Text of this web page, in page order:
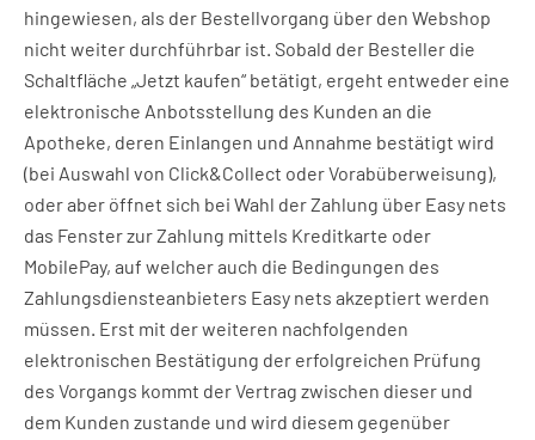
hingewiesen, als der Bestellvorgang über den Webshop
nicht weiter durchführbar ist. Sobald der Besteller die
Schaltfläche „Jetzt kaufen“ betätigt, ergeht entweder eine
elektronische Anbotsstellung des Kunden an die
Apotheke, deren Einlangen und Annahme bestätigt wird
(bei Auswahl von Click&Collect oder Vorabüberweisung),
oder aber öffnet sich bei Wahl der Zahlung über Easy nets
das Fenster zur Zahlung mittels Kreditkarte oder
MobilePay, auf welcher auch die Bedingungen des
Zahlungsdiensteanbieters Easy nets akzeptiert werden
müssen. Erst mit der weiteren nachfolgenden
elektronischen Bestätigung der erfolgreichen Prüfung
des Vorgangs kommt der Vertrag zwischen dieser und
dem Kunden zustande und wird diesem gegenüber